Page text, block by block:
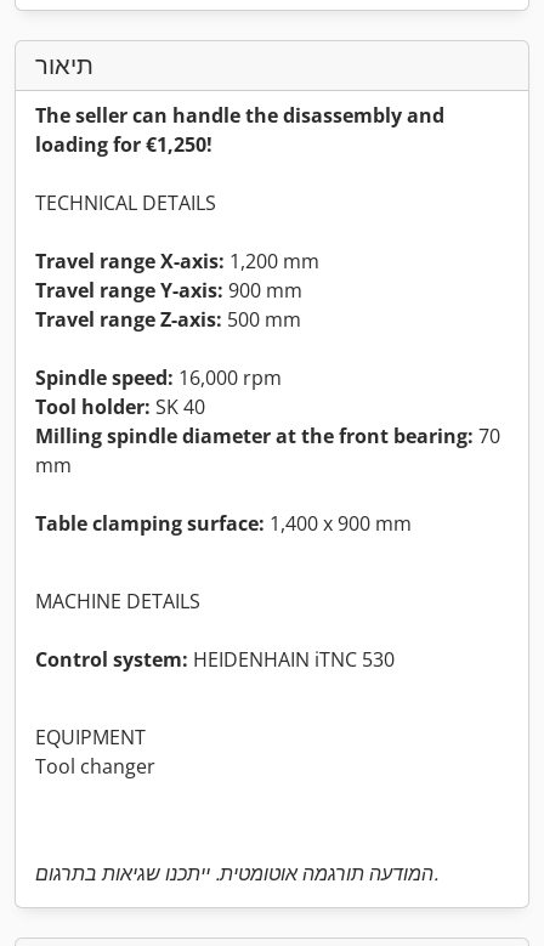
תיאור
The seller can handle the disassembly and
loading for €1,250!
TECHNICAL DETAILS
Travel range X-axis: 1,200 mm
Travel range Y-axis: 900 mm
Travel range Z-axis: 500 mm
Spindle speed: 16,000 rpm
Tool holder: SK 40
Milling spindle diameter at the front bearing: 70
mm
Table clamping surface: 1,400 x 900 mm
MACHINE DETAILS
Control system: HEIDENHAIN iTNC 530
EQUIPMENT
Tool changer
המודעה תורגמה אוטומטית. ייתכנו שגיאות בתרגום.